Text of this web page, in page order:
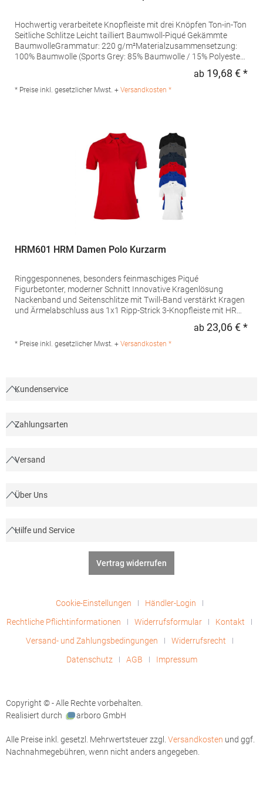
Hochwertig verarbeitete Knopfleiste mit drei Knöpfen Ton-in-Ton
Seitliche Schlitze Leicht tailliert Baumwoll-Piqué Gekämmte
BaumwolleGrammatur: 220 g/m²Materialzusammensetzung:
100% Baumwolle (Sports Grey: 85% Baumwolle / 15% Polyester),
Produktsicherheit: Herst.-Nr.: 4005FHersteller: Promodoro
Fashion GmbH Am Gatherhof 57 40472 Düsseldorf Deutschland
ab 19,68 € *
* Preise inkl. gesetzlicher Mwst. + Versandkosten *
HRM601 HRM Damen Polo Kurzarm
Ringgesponnenes, besonders feinmaschiges Piqué
Figurbetonter, moderner Schnitt Innovative Kragenlösung
Nackenband und Seitenschlitze mit Twill-Band verstärkt Kragen
und Ärmelabschluss aus 1x1 Ripp-Strick 3-Knopfleiste mit HRM-
waschbarTrockner geeignetGrammatur: 180
textil.de
ab 23,06 € *
* Preise inkl. gesetzlicher Mwst. + Versandkosten *
Kundenservice
Zahlungsarten
Versand
Über Uns
Hilfe und Service
Vertrag widerrufen
Cookie-Einstellungen
Händler-Login
Rechtliche Pflichtinformationen
Widerrufsformular
Kontakt
Versand- und Zahlungsbedingungen
Widerrufsrecht
Datenschutz
AGB Impressum
Copyright © - Alle Rechte vorbehalten.
Realisiert durch
arboro GmbH
Alle Preise inkl. gesetzl. Mehrwertsteuer zzgl. Versandkosten und ggf.
Nachnahmegebühren, wenn nicht anders angegeben.